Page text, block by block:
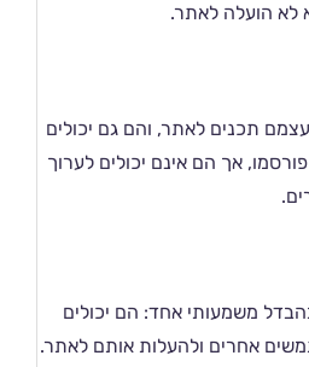
לא הועלה לאתר.
תכנים לאתר, והם גם יכולים
אך הם אינם יכולים לערוך
משמעותי אחד: הם יכולים
אחרים ולהעלות אותם לאתר.